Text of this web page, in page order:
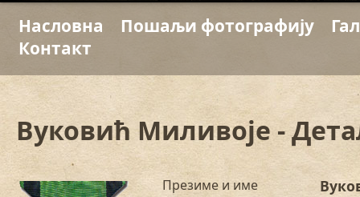
Насловна Пошаљи фотографију
Контакт
Вуковић Миливоје -
Презиме и име